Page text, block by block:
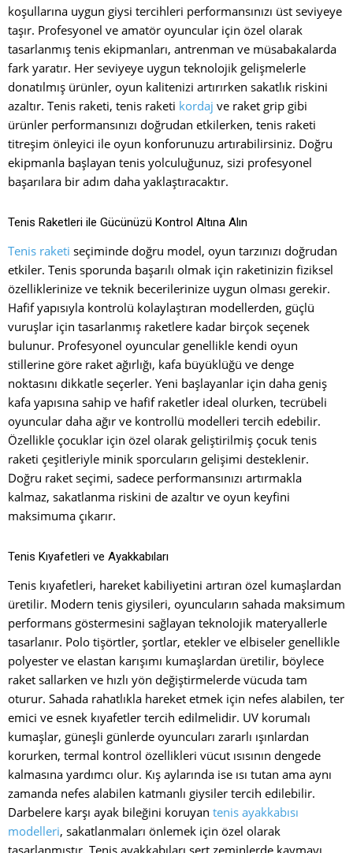
koşullarına uygun giysi tercihleri performansınızı üst seviyeye
taşır. Profesyonel ve amatör oyuncular için özel olarak
tasarlanmış tenis ekipmanları, antrenman ve müsabakalarda
fark yaratır. Her seviyeye uygun teknolojik gelişmelerle
donatılmış ürünler, oyun kalitenizi artırırken sakatlık riskini
azaltır. Tenis raketi, tenis raketi kordaj ve raket grip gibi
ürünler performansınızı doğrudan etkilerken, tenis raketi
titreşim önleyici ile oyun konforunuzu artırabilirsiniz. Doğru
ekipmanla başlayan tenis yolculuğunuz, sizi profesyonel
başarılara bir adım daha yaklaştıracaktır.
Tenis Raketleri ile Gücünüzü Kontrol Altına Alın
Tenis raketi seçiminde doğru model, oyun tarzınızı doğrudan
etkiler. Tenis sporunda başarılı olmak için raketinizin fiziksel
özelliklerinize ve teknik becerilerinize uygun olması gerekir.
Hafif yapısıyla kontrolü kolaylaştıran modellerden, güçlü
vuruşlar için tasarlanmış raketlere kadar birçok seçenek
bulunur. Profesyonel oyuncular genellikle kendi oyun
stillerine göre raket ağırlığı, kafa büyüklüğü ve denge
noktasını dikkatle seçerler. Yeni başlayanlar için daha geniş
kafa yapısına sahip ve hafif raketler ideal olurken, tecrübeli
oyuncular daha ağır ve kontrollü modelleri tercih edebilir.
Özellikle çocuklar için özel olarak geliştirilmiş çocuk tenis
raketi çeşitleriyle minik sporcuların gelişimi desteklenir.
Doğru raket seçimi, sadece performansınızı artırmakla
kalmaz, sakatlanma riskini de azaltır ve oyun keyfini
maksimuma çıkarır.
Tenis Kıyafetleri ve Ayakkabıları
Tenis kıyafetleri, hareket kabiliyetini artıran özel kumaşlardan
üretilir. Modern tenis giysileri, oyuncuların sahada maksimum
performans göstermesini sağlayan teknolojik materyallerle
tasarlanır. Polo tişörtler, şortlar, etekler ve elbiseler genellikle
polyester ve elastan karışımı kumaşlardan üretilir, böylece
raket sallarken ve hızlı yön değiştirmelerde vücuda tam
oturur. Sahada rahatlıkla hareket etmek için nefes alabilen, ter
emici ve esnek kıyafetler tercih edilmelidir. UV korumalı
kumaşlar, güneşli günlerde oyuncuları zararlı ışınlardan
korurken, termal kontrol özellikleri vücut ısısının dengede
kalmasına yardımcı olur. Kış aylarında ise ısı tutan ama aynı
zamanda nefes alabilen katmanlı giysiler tercih edilebilir.
Darbelere karşı ayak bileğini koruyan tenis ayakkabısı
modelleri, sakatlanmaları önlemek için özel olarak
tasarlanmıştır. Tenis ayakkabıları sert zeminlerde kaymayı